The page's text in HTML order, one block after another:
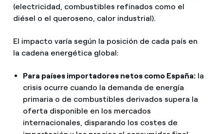
(electricidad, combustibles refinados como el
diésel o el queroseno, calor industrial).
El impacto varía según la posición de cada país en
la cadena energética global:
Para países importadores netos como España:la
crisis ocurre cuando la demanda de energía
primaria o de combustibles derivados supera la
oferta disponible en los mercados
internacionales, disparando los costes de